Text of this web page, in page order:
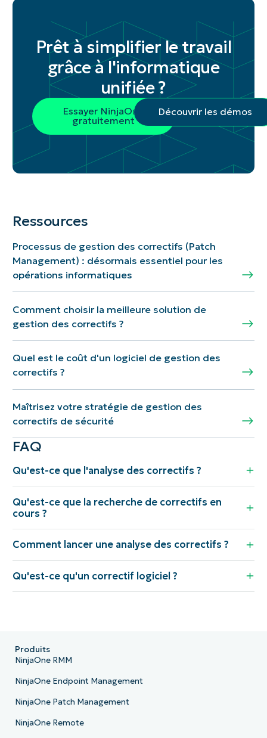
Prêt à simplifier le travail
grâce à l'informatique
unifiée ?
Essayer NinjaOne
gratuitement
Découvrir les démos
Ressources
Processus de gestion des correctifs (Patch
Management) : désormais essentiel pour les
opérations informatiques
Comment choisir la meilleure solution de
gestion des correctifs ?
Quel est le coût d'un logiciel de gestion des
correctifs ?
Maîtrisez votre stratégie de gestion des
correctifs de sécurité
FAQ
Qu'est-ce que l'analyse des correctifs ?
Qu'est-ce que la recherche de correctifs en
cours ?
Comment lancer une analyse des correctifs ?
Qu'est-ce qu'un correctif logiciel ?
Produits
NinjaOne RMM
NinjaOne Endpoint Management
NinjaOne Patch Management
NinjaOne Remote